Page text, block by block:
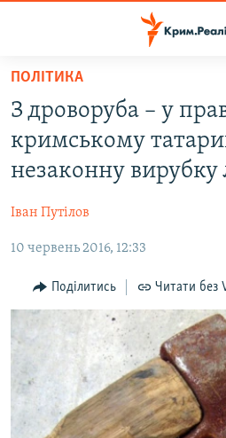
Перейти
основного
матеріалу
Перейти
до
основної
навігації
Перейти
пошуку
ВОДА.КРИМ
ВІДЕО ТА ФОТО
БЛОГИ
ПОГЛЯД
ІНТЕРВ'Ю
ВСЕ ЗА ДЕНЬ
СПЕЦПРОЕКТИ
ДЕПОРТАЦІЯ
ВІДЕОУРОКИ «ELIFBE»
ЯК ОБІЙТИ БЛОКУВАННЯ
Русский
ПОЛІТИКА
З дроворуба – у
кримському
незаконну вирубку
Іван Путілов
10 червень 2016, 12:33
Поділитись Читати без